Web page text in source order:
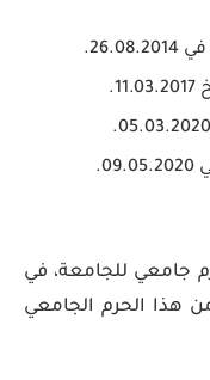
جامعي للجامعة، في
من هذا الحرم الجامعي